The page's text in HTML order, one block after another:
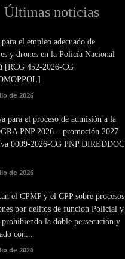
Últimas noticias
el empleo adecuado de
y drones en la Policía Nacional
[RCG 452-2026-CG
de 2026
para el proceso de admisión a la
PNP 2026 – promoción 2027
0009-2026-CG PNP DIREDDOC
de 2026
el CPMP y el CPP sobre procesos
por delitos de función Policial y
la doble persecución y
con...
de 2026